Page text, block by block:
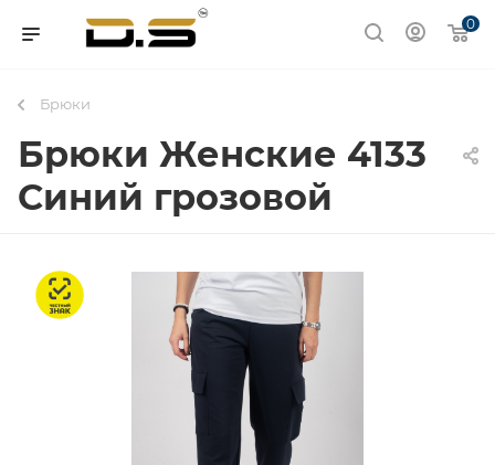
0
Брюки
Брюки Женские 4133
Синий грозовой
Честный знак